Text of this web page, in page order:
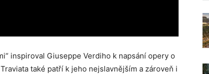
inspiroval Giuseppe Verdiho k napsání opery o
také patří k jeho nejslavnějším a zároveň i